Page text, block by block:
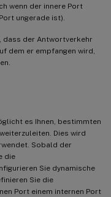
wenn der innere Port
ungerade ist).
dass der Antwortverkehr
dem er empfangen wird,
es Ihnen, bestimmten
Dies wird
Sobald der
die
Sie dynamische
Sie die
Port einem internen Port